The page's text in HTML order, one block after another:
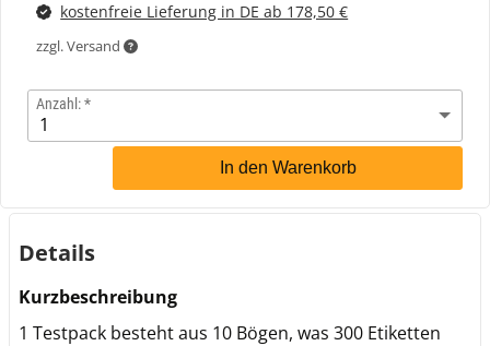
kostenfreie Lieferung in DE ab 178,50 €
zzgl. Versand
Anzahl:
In den Warenkorb
Details
Kurzbeschreibung
1 Testpack besteht aus 10 Bögen, was 300 Etiketten